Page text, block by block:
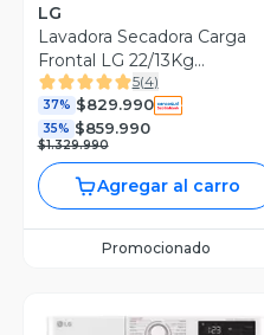
LG
Lavadora Secadora Carga
Frontal LG 22/13Kg
WD22BV2S6R con AIDD™ y
Steam
5(4)
37% $829.990
35% $859.990
$1.329.990
Agregar al carro
Promocionado